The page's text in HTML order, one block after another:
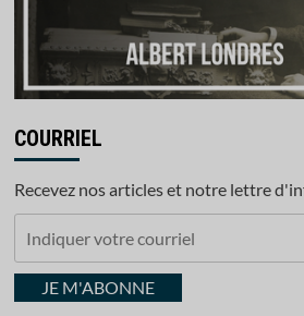
COURRIEL
Recevez nos articles et notre lettre
courrielJE M'ABONNE